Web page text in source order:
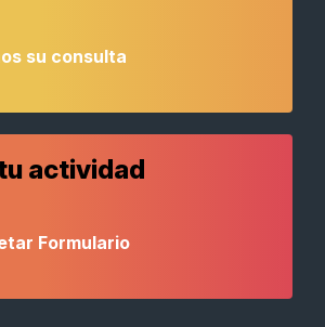
su consulta
actividad
Formulario